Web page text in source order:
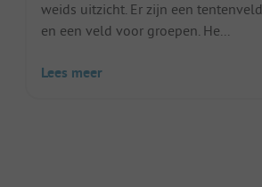
weids uitzicht. Er zijn een tentenveld
en een veld voor groepen. He...
Lees meer